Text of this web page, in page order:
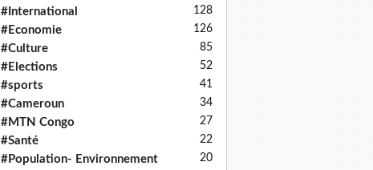
#International 128
#Economie 126
#Culture 85
#Elections 52
#sports 41
#Cameroun 34
#MTN Congo 27
#Santé 22
#Population- Environnement 20